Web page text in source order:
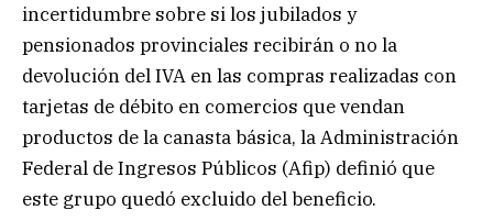
incertidumbre sobre si los jubilados y
pensionados provinciales recibirán o no la
devolución del IVA en las compras realizadas con
tarjetas de débito en comercios que vendan
productos de la canasta básica, la Administración
Federal de Ingresos Públicos (Afip) definió que
este grupo quedó excluido del beneficio.